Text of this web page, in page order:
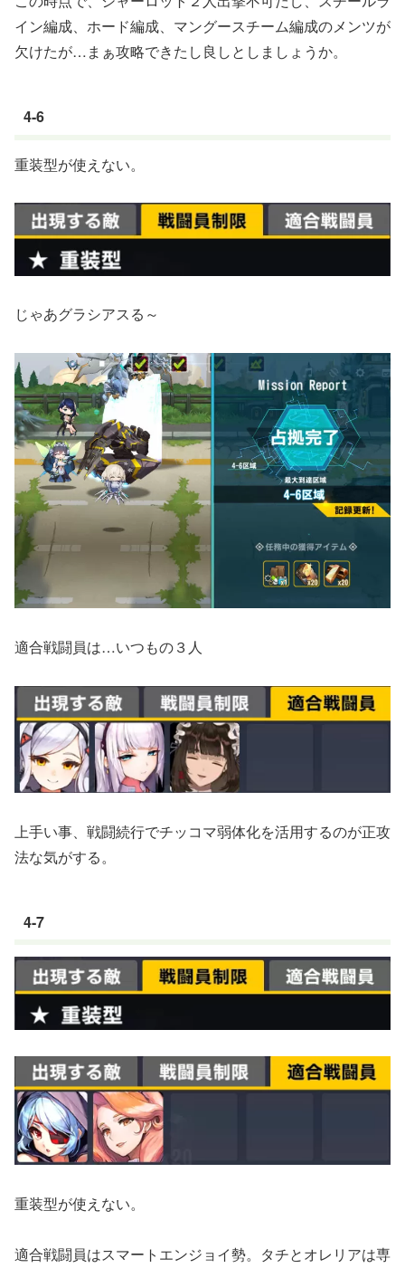
イン編成、ホード編成、マングースチーム編成のメンツが
欠けたが…まぁ攻略できたし良しとしましょうか。
4-6
重装型が使えない。
じゃあグラシアスる～
適合戦闘員は…いつもの３人
上手い事、戦闘続行でチッコマ弱体化を活用するのが正攻
法な気がする。
4-7
重装型が使えない。
適合戦闘員はスマートエンジョイ勢。タチとオレリアは専